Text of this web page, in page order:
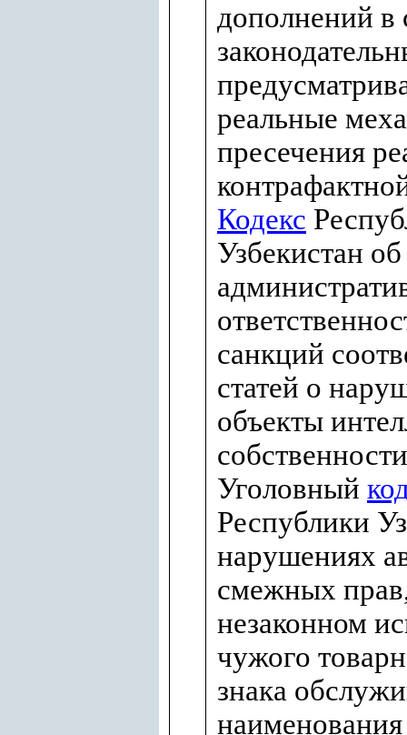
дополнений
реальные
пресечения
Кодекс
Узбекистан об
санкций
статей о
объекты
Уголовный
Республики
нарушениях
смежных
незаконном
чужого
знака